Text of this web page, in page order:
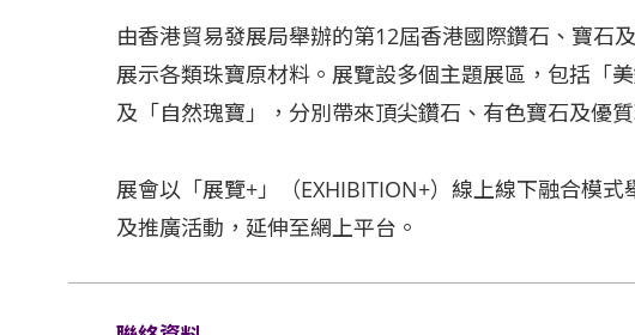
由香港貿易發展局舉辦的第12屆香港國際鑽石、寶石
展示各類珠寶原材料。展覽設多個主題展區，包括「
及「自然瑰寶」，分別帶來頂尖鑽石、有色寶石及優質
展會以「展覽+」（EXHIBITION+）線上線下融合模
及推廣活動，延伸至網上平台。